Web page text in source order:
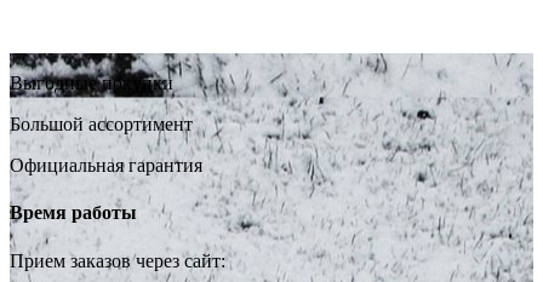
Выгодные покупки
Большой ассортимент
Официальная гарантия
Время работы
Прием заказов через сайт: